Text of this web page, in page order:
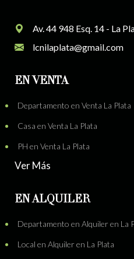
Av. 44 948 Esq. 14 - La
lcnilaplata@gmail.com
EN VENTA
Departamento en Venta La Plata
Casa en Venta La Plata
PH en Venta La Plata
Ver Más
EN ALQUILER
Departamento en Alquiler en La
Local en Alquiler en La Plata